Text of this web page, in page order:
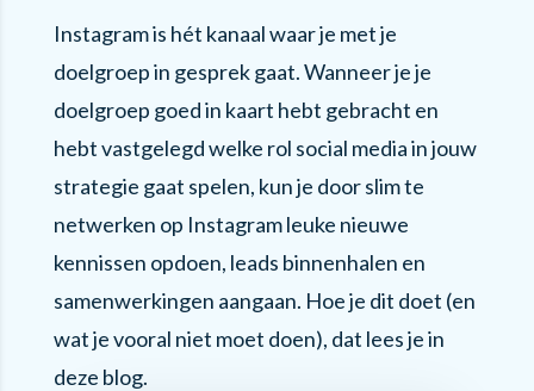
Instagram is hét kanaal waar je met je
doelgroep in gesprek gaat. Wanneer je je
doelgroep goed in kaart hebt gebracht en
hebt vastgelegd welke rol social media in jouw
strategie gaat spelen, kun je door slim te
netwerken op Instagram leuke nieuwe
kennissen opdoen, leads binnenhalen en
samenwerkingen aangaan. Hoe je dit doet (en
wat je vooral niet moet doen), dat lees je in
deze blog.